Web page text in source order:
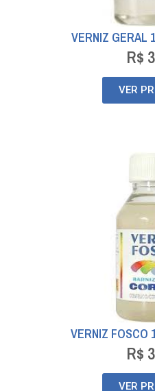
VERNIZ GERAL
R$
VER
VERNIZ FOSCO
R$
VER